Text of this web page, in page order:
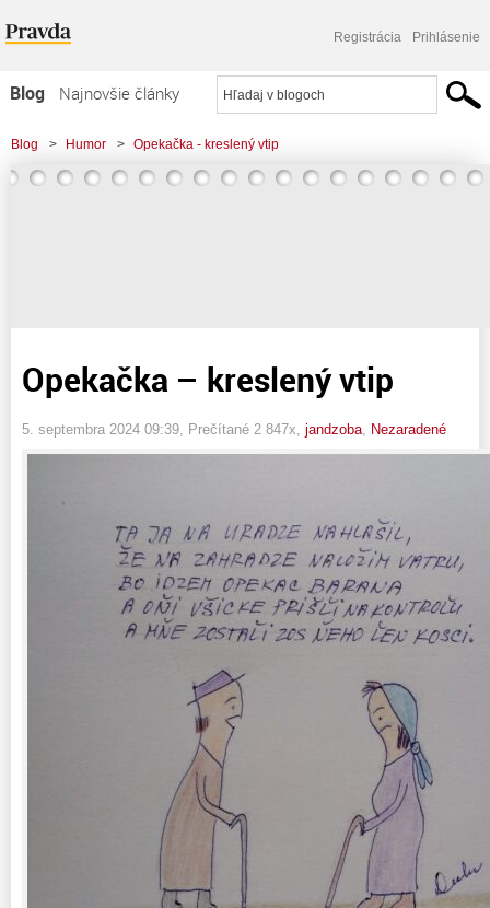
Registrácia Prihlásenie
Blog
Najnovšie články
Najčítanejšie články
Najkomentovanejšie články
Blog > Humor > Opekačka - kreslený vtip
Opekačka – kreslený vtip
5. septembra 2024 09:39 , Prečítané 2 847x, jandzoba Nezaradené